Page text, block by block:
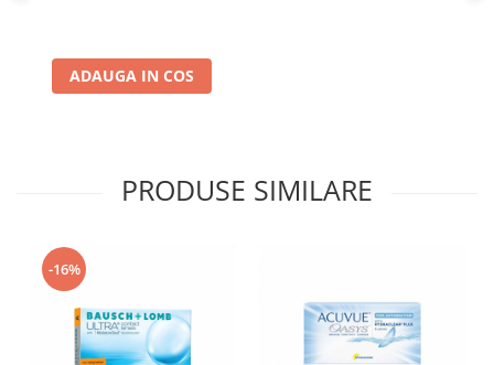
ADAUGA IN COS
PRODUSE SIMILARE
-16%